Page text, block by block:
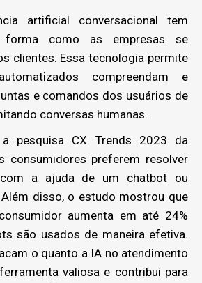
artificial conversacional tem
forma como as empresas se
clientes. Essa tecnologia permite
compreendam e
e comandos dos usuários de
conversas humanas.
pesquisa CX Trends 2023 da
consumidores preferem resolver
a ajuda de um chatbot ou
disso, o estudo mostrou que
aumenta em até 24%
são usados de maneira efetiva.
o quanto a IA no atendimento
valiosa e contribui para